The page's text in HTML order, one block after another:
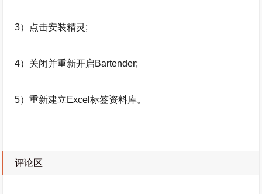
3）点击安装精灵;
4）关闭并重新开启Bartender;
5）重新建立Excel标签资料库。
评论区